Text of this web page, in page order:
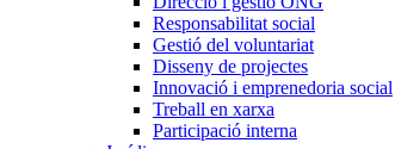
Responsabilitat social
Gestió del voluntariat
Disseny de projectes
Innovació i emprenedoria social
Treball en xarxa
Participació interna